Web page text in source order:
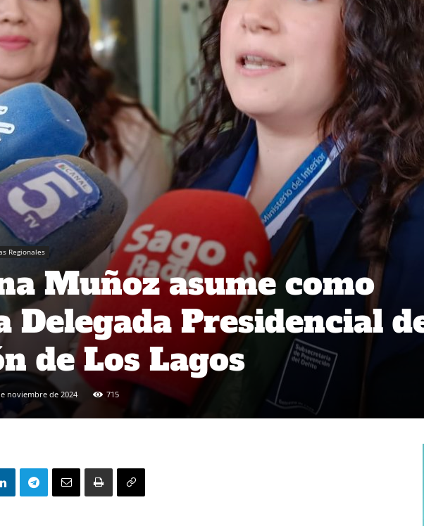
Regionales
Muñoz asume como
Delegada Presidencial
de Los Lagos
noviembre de 2024 715